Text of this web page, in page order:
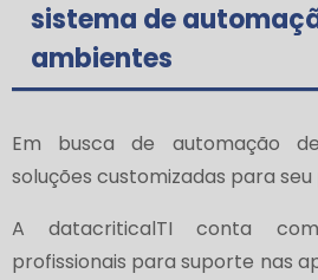
sistema de
ambientes
Em busca de automação
soluções customizadas para
A datacriticalTI conta
profissionais para suporte nas